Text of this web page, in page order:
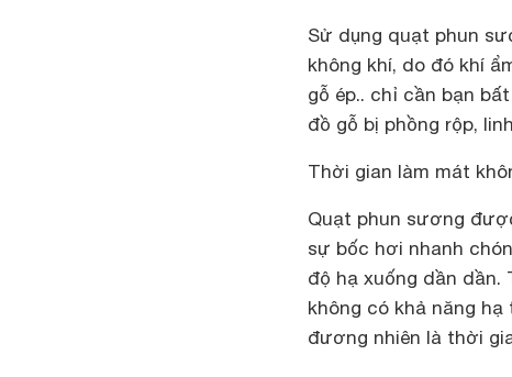
Sử dụng quạt phun
không khí, do đó khí
gỗ ép.. chỉ cần bạn
đồ gỗ bị phồng rộp,
Thời gian làm mát
Quạt phun sương
sự bốc hơi nhanh
độ hạ xuống dần
không có khả năng
đương nhiên là thời